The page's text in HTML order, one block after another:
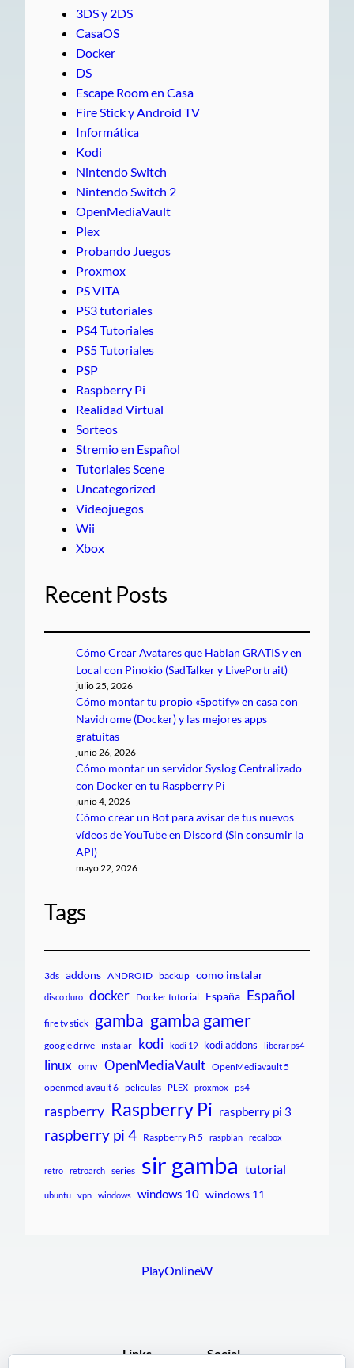
3DS y 2DS
CasaOS
Docker
DS
Escape Room en Casa
Fire Stick y Android TV
Informática
Kodi
Nintendo Switch
Nintendo Switch 2
OpenMediaVault
Plex
Probando Juegos
Proxmox
PS VITA
PS3 tutoriales
PS4 Tutoriales
PS5 Tutoriales
PSP
Raspberry Pi
Realidad Virtual
Sorteos
Stremio en Español
Tutoriales Scene
Uncategorized
Videojuegos
Wii
Xbox
Recent Posts
Cómo Crear Avatares que Hablan GRATIS y en
Local con Pinokio (SadTalker y LivePortrait)
julio 25, 2026
Cómo montar tu propio «Spotify» en casa con
Navidrome (Docker) y las mejores apps
gratuitas
junio 26, 2026
Cómo montar un servidor Syslog Centralizado
con Docker en tu Raspberry Pi
junio 4, 2026
Cómo crear un Bot para avisar de tus nuevos
vídeos de YouTube en Discord (Sin consumir la
API)
mayo 22, 2026
Tags
3ds addons ANDROID backup como instalar
disco duro docker Docker tutorial España Español
fire tv stick gamba gamba gamer
google drive instalar kodi kodi 19 kodi addons liberar ps4
linux omv OpenMediaVault OpenMediavault 5
openmediavault 6 peliculas PLEX proxmox ps4
raspberry Raspberry Pi raspberry pi 3
raspberry pi 4 Raspberry Pi 5 raspbian recalbox
retro retroarch series sir gamba tutorial
ubuntu vpn windows windows 10 windows 11
PlayOnlineW
Links Social